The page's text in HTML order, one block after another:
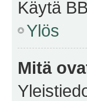
Käytä
Ylös
Mitä